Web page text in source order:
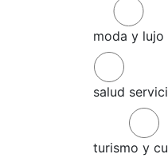
moda y lujo
salud
turismo y